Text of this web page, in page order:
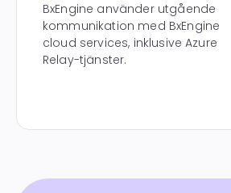
BxEngine använder utgående
kommunikation med BxEngine
cloud services, inklusive Azure
Relay-tjänster.